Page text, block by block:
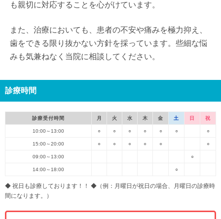
も親切に対応することを心がけています。
また、治療においても、患者の不安や痛みを極力抑え、
歯をできる限り抜かない方針を採っています。些細な悩
みも気兼ねなく当院に相談してください。
診療時間
診療受付時間 月 火 水 木 金 土 日 祝
10:00～13:00 ○ ○ ○ ○ ○ ○ ○
15:00～20:00 ○ ○ ○ ○ ○ ○
09:00～13:00 ○
14:00～18:00 ○
◆ 祝日も診療しております！！ ◆（例：月曜日が祝日の場合、月曜日の診療時
間になります。）